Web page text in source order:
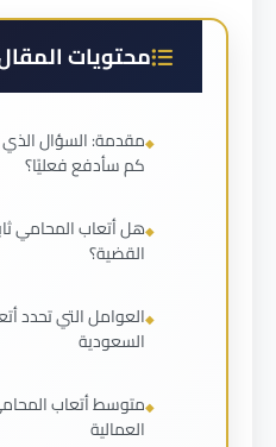
محتويات
مقدمة: السؤال
كم سأدفع فعليًا؟
هل أتعاب المحامي
القضية؟
العوامل التي تحدد
السعودية
متوسط أتعاب
العمالية